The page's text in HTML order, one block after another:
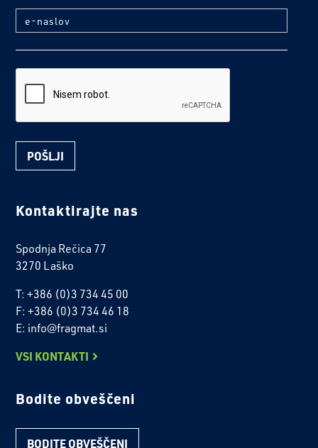
e-naslov
Kontaktirajte nas
Spodnja Rečica 77
3270 Laško
T: +386 (0)3 734 45 00
F: +386 (0)3 734 46 18
E: info@fragmat.si
VSI KONTAKTI
Bodite obveščeni
BODITE OBVEŠČENI